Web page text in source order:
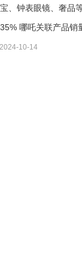
、钟表眼镜、奢品
哪吒关联产品销
2024-10-14